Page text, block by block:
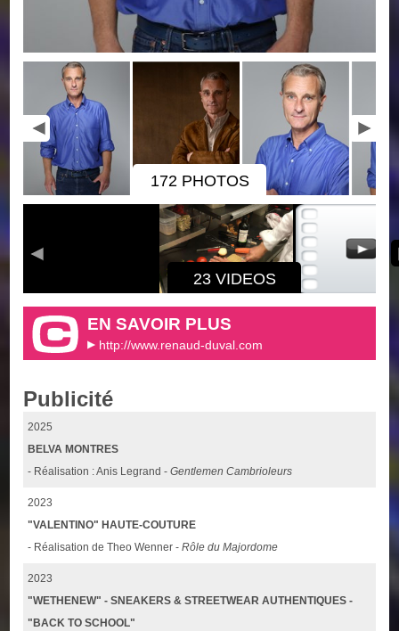
172 PHOTOS
23 VIDEOS
EN SAVOIR PLUS
http://www.renaud-duval.com
Publicité
2025
BELVA MONTRES
- Réalisation : Anis Legrand -Gentlemen Cambrioleurs
2023
"VALENTINO" HAUTE-COUTURE
- Réalisation de Theo Wenner -Rôle du Majordome
2023
"WETHENEW" - SNEAKERS & STREETWEAR AUTHENTIQUES -
"BACK TO SCHOOL"